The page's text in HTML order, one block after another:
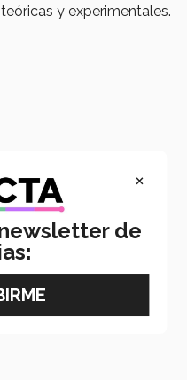
y experimentales.
×
de